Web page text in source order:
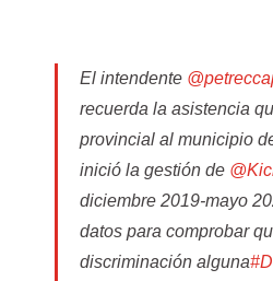
El intendente
recuerda la asistencia
provincial al municipio
inició la gestión de
diciembre 2019-mayo
datos para comprobar
discriminación alguna